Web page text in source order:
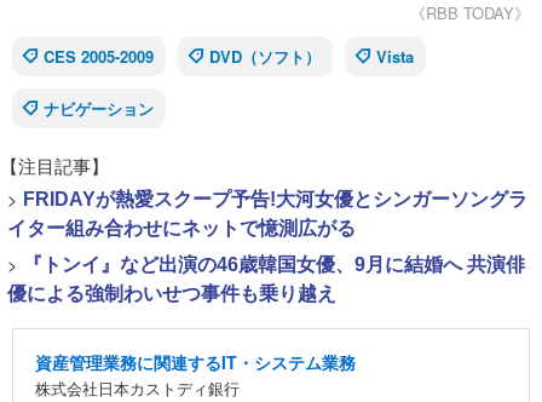
《RBB TODAY》
CES 2005-2009
DVD（ソフト） Vista
ナビゲーション
【注目記事】
> FRIDAYが熱愛スクープ予告!大河女優とシンガーソングラ
イター組み合わせにネットで憶測広がる
>
『トンイ』など出演の46歳韓国女優、9月に結婚へ 共演俳
優による強制わいせつ事件も乗り越え
資産管理業務に関連するIT・システム業務
株式会社日本カストディ銀行